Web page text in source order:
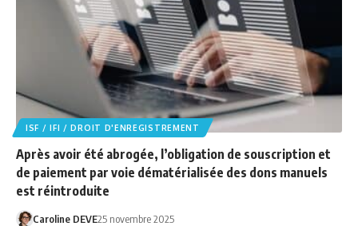
ISF / IFI / DROIT D'ENREGISTREMENT
Après avoir été abrogée, l’obligation de souscription et
de paiement par voie dématérialisée des dons manuels
est réintroduite
Caroline DEVE25 novembre 2025